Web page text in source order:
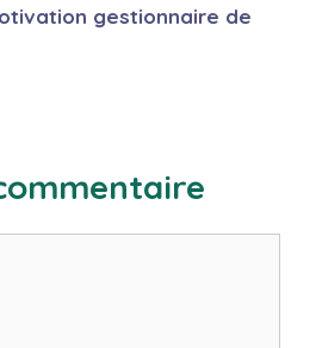
gestionnaire de